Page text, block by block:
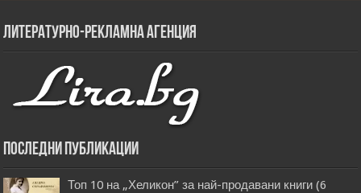
Литературно-рекламна агенция
Последни публикации
Топ 10 на „Хеликон” за най-продавани книги (6